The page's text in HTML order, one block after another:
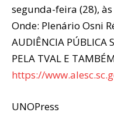
segunda-feira (28),
Onde: Plenário Osni
AUDIÊNCIA PÚBLICA
PELA TVAL E
https://
UNOPress